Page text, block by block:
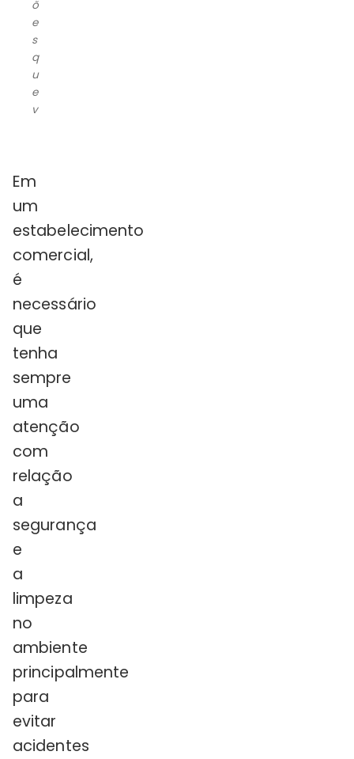
õ
e
s
q
u
e
v
Em
um
estabelecimento
comercial,
é
necessário
que
tenha
sempre
uma
atenção
com
relação
a
segurança
e
a
limpeza
no
ambiente
principalmente
para
evitar
acidentes